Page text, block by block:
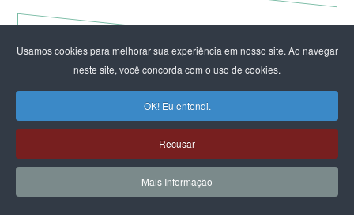
Usamos cookies para melhorar sua experiência em nosso site. Ao navegar
neste site, você concorda com o uso de cookies.
OK! Eu entendi.
Recusar
Mais Informação